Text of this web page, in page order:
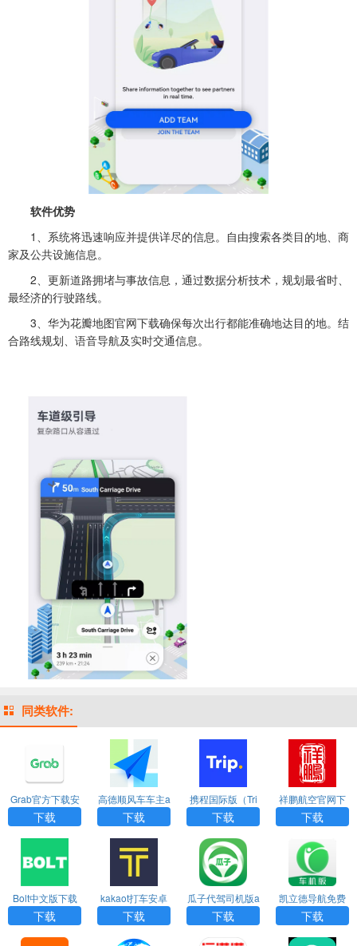
软件优势
1、系统将迅速响应并提供详尽的信息。自由搜索各类目的地、商
家及公共设施信息。
2、更新道路拥堵与事故信息，通过数据分析技术，规划最省时、
最经济的行驶路线。
3、华为花瓣地图官网下载确保每次出行都能准确地达目的地。结
合路线规划、语音导航及实时交通信息。
同类软件:
Grab官方下载安
卓版app
下载
高德顺风车车主a
pp官方版最新版
下载
携程国际版（Tri
p.com）app
下载
祥鹏航空官网下
载app
下载
Bolt中文版下载
下载
kakaot打车安卓
下载
下载
瓜子代驾司机版a
pp下载
下载
凯立德导航免费
车机版2024最新
版
下载